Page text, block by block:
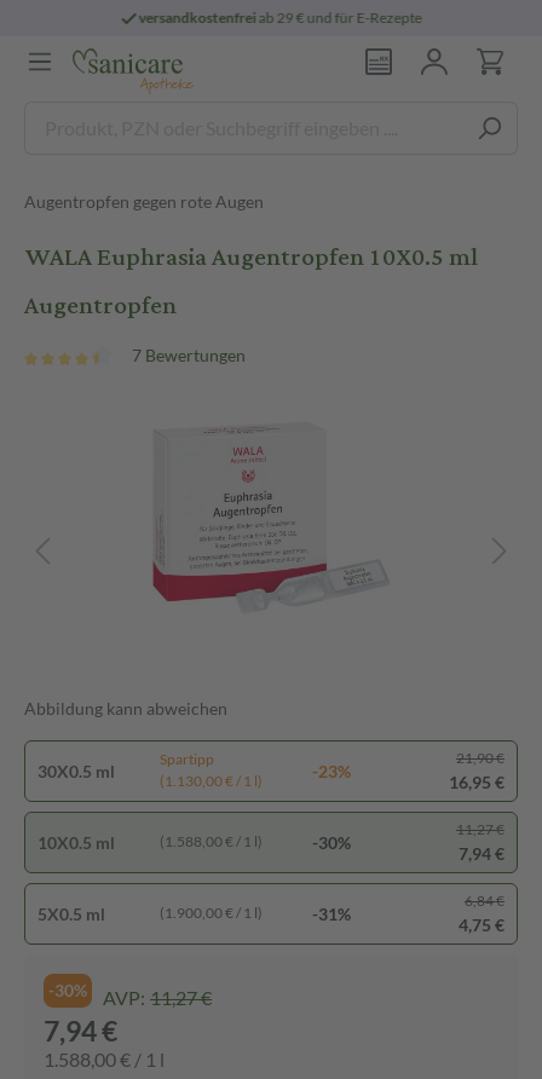
ab 29 € und für E-Rezepte
Augentropfen gegen rote Augen
WALA Euphrasia Augentropfen 10X0.5 ml
Augentropfen
7 Bewertungen
Abbildung kann abweichen
30X0.5 ml
Spartipp
(1.130,00 € / 1 l)
-23%
21,90 €
16,95 €
10X0.5 ml (1.588,00 € / 1 l) -30%
11,27 €
7,94 €
5X0.5 ml (1.900,00 € / 1 l) -31%
6,84 €
4,75 €
-30% AVP: 11,27 €
7,94 €
1.588,00 € / 1 l